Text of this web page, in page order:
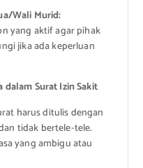
Wali Murid:
yang aktif agar pihak
jika ada keperluan
dalam Surat Izin Sakit
harus ditulis dengan
tidak bertele-tele.
yang ambigu atau